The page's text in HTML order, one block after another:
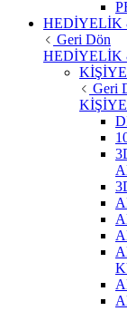
HEDİYELİK
Geri Dön
HEDİYELİK
Geri